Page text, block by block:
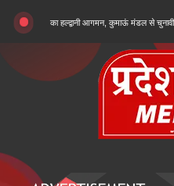
Skip
content
खरगे का हल्द्वानी आगमन, कुमाऊं मंडल से चुनावी शंखनाद